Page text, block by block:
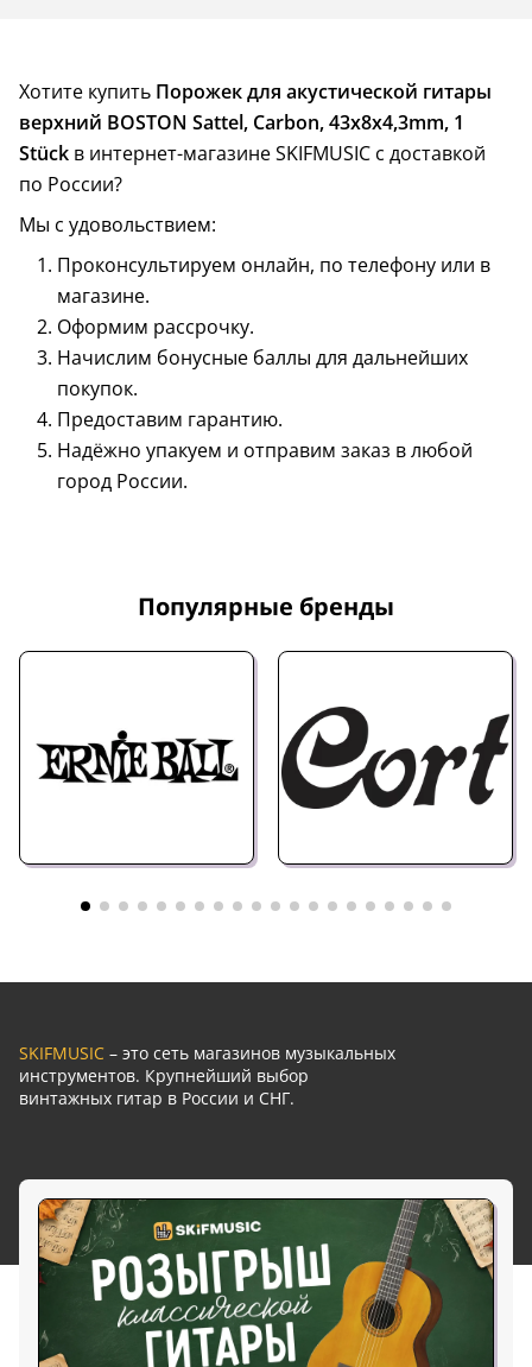
Хотите купить Порожек для акустической гитары
верхний BOSTON Sattel, Carbon, 43x8x4,3mm, 1
Stück в интернет-магазине SKIFMUSIC с доставкой
по России?
Мы с удовольствием:
Проконсультируем онлайн, по телефону или в
магазине.
Оформим рассрочку.
Начислим бонусные баллы для дальнейших
покупок.
Предоставим гарантию.
Надёжно упакуем и отправим заказ в любой
город России.
Популярные бренды
SKIFMUSIC – это сеть магазинов музыкальных
инструментов. Крупнейший выбор
винтажных гитар в России и СНГ.